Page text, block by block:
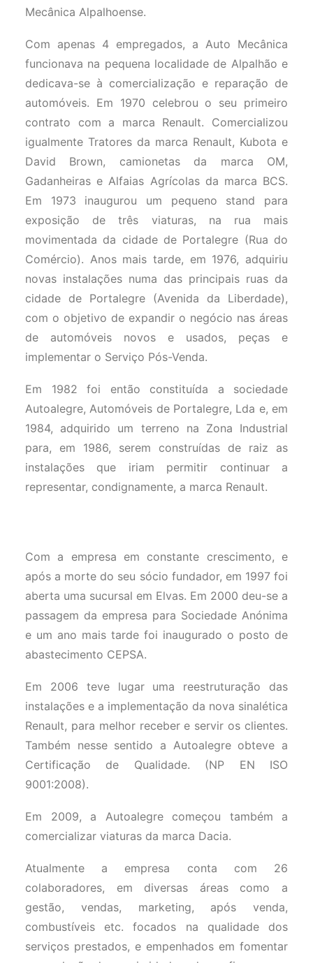
Mecânica Alpalhoense.
Com apenas 4 empregados, a Auto Mecânica
funcionava na pequena localidade de Alpalhão e
dedicava-se à comercialização e reparação de
automóveis. Em 1970 celebrou o seu primeiro
contrato com a marca Renault. Comercializou
igualmente Tratores da marca Renault, Kubota e
David Brown, camionetas da marca OM,
Gadanheiras e Alfaias Agrícolas da marca BCS.
Em 1973 inaugurou um pequeno stand para
exposição de três viaturas, na rua mais
movimentada da cidade de Portalegre (Rua do
Comércio). Anos mais tarde, em 1976, adquiriu
novas instalações numa das principais ruas da
cidade de Portalegre (Avenida da Liberdade),
com o objetivo de expandir o negócio nas áreas
de automóveis novos e usados, peças e
implementar o Serviço Pós-Venda.
Em 1982 foi então constituída a sociedade
Autoalegre, Automóveis de Portalegre, Lda e, em
1984, adquirido um terreno na Zona Industrial
para, em 1986, serem construídas de raiz as
instalações que iriam permitir continuar a
representar, condignamente, a marca Renault.
Com a empresa em constante crescimento, e
após a morte do seu sócio fundador, em 1997 foi
aberta uma sucursal em Elvas. Em 2000 deu-se a
passagem da empresa para Sociedade Anónima
e um ano mais tarde foi inaugurado o posto de
abastecimento CEPSA.
Em 2006 teve lugar uma reestruturação das
instalações e a implementação da nova sinalética
Renault, para melhor receber e servir os clientes.
Também nesse sentido a Autoalegre obteve a
Certificação de Qualidade. (NP EN ISO
9001:2008).
Em 2009, a Autoalegre começou também a
comercializar viaturas da marca Dacia.
Atualmente a empresa conta com 26
colaboradores, em diversas áreas como a
gestão, vendas, marketing, após venda,
combustíveis etc. focados na qualidade dos
serviços prestados, e empenhados em fomentar